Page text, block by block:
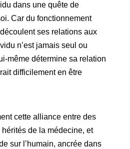
dans une quête de
Car du fonctionnement
ses relations aux
n’est jamais seul ou
même détermine sa relation
difficilement en être
cette alliance entre des
de la médecine, et
sur l’humain, ancrée dans